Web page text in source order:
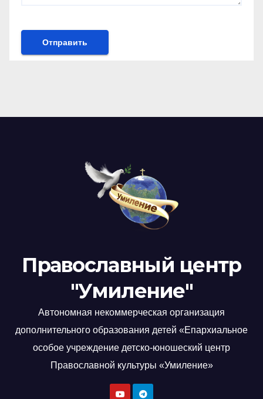
Православный центр
"Умиление"
Автономная некоммерческая организация
дополнительного образования детей «Епархиальное
особое учреждение детско-юношеский центр
Православной культуры «Умиление»